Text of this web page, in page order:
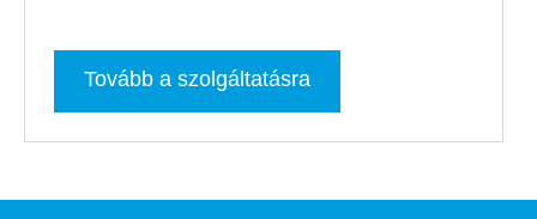
Tovább a szolgáltatásra